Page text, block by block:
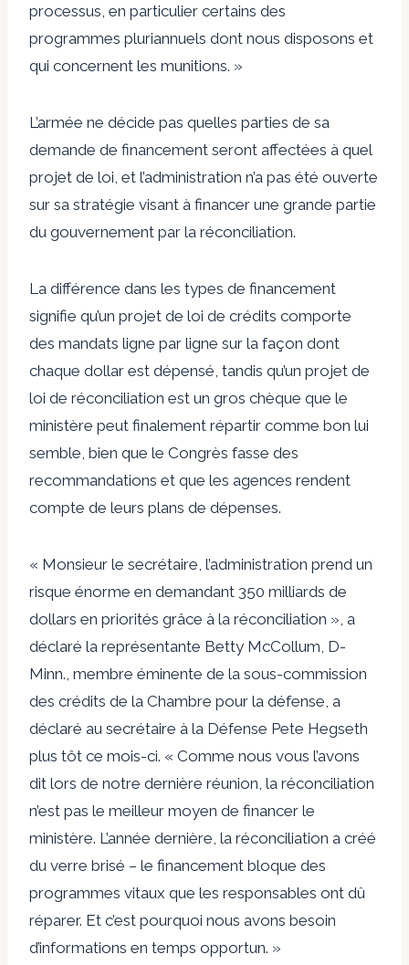
processus, en particulier certains des
programmes pluriannuels dont nous disposons et
qui concernent les munitions. »
L’armée ne décide pas quelles parties de sa
demande de financement seront affectées à quel
projet de loi, et l’administration n’a pas été ouverte
sur sa stratégie visant à financer une grande partie
du gouvernement par la réconciliation.
La différence dans les types de financement
signifie qu’un projet de loi de crédits comporte
des mandats ligne par ligne sur la façon dont
chaque dollar est dépensé, tandis qu’un projet de
loi de réconciliation est un gros chèque que le
ministère peut finalement répartir comme bon lui
semble, bien que le Congrès fasse des
recommandations et que les agences rendent
compte de leurs plans de dépenses.
« Monsieur le secrétaire, l’administration prend un
risque énorme en demandant 350 milliards de
dollars en priorités grâce à la réconciliation », a
déclaré la représentante Betty McCollum, D-
Minn., membre éminente de la sous-commission
des crédits de la Chambre pour la défense, a
déclaré au secrétaire à la Défense Pete Hegseth
plus tôt ce mois-ci. « Comme nous vous l’avons
dit lors de notre dernière réunion, la réconciliation
n’est pas le meilleur moyen de financer le
ministère. L’année dernière, la réconciliation a créé
du verre brisé – le financement bloque des
programmes vitaux que les responsables ont dû
réparer. Et c’est pourquoi nous avons besoin
d’informations en temps opportun. »